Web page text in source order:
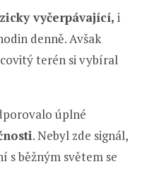
vyčerpávající, i
denně. Avšak
terén si vybíral
úplné
. Nebyl zde signál,
s běžným světem se